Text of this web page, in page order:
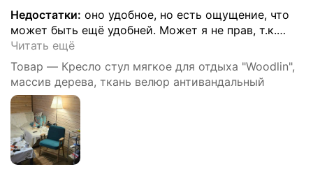
Недостатки: оно удобное, но есть ощущение, что
может быть ещё удобней. Может я не прав, т.к.…
Читать ещё
Товар — Кресло стул мягкое для отдыха "Woodlin",
массив дерева, ткань велюр антивандальный